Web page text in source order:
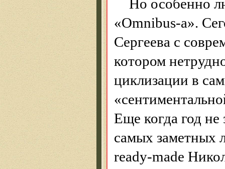
Но особенно
«Omnibus-a».
Сергеева с
котором
циклизации в
Еще когда год не
самых заметных
ready-made